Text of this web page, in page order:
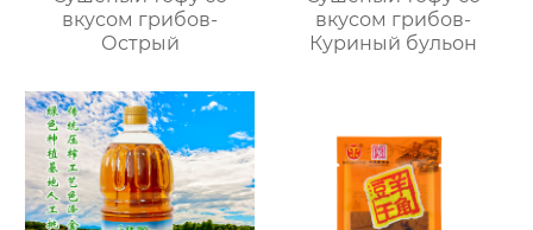
вкусом грибов-
Острый
вкусом грибов-
Куриный бульон